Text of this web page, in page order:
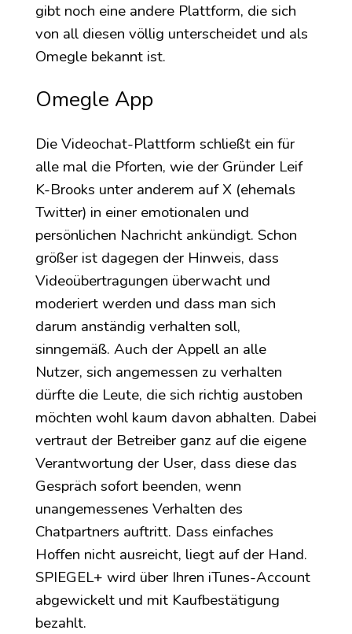
gibt noch eine andere Plattform, die sich
von all diesen völlig unterscheidet und als
Omegle bekannt ist.
Omegle App
Die Videochat-Plattform schließt ein für
alle mal die Pforten, wie der Gründer Leif
K-Brooks unter anderem auf X (ehemals
Twitter) in einer emotionalen und
persönlichen Nachricht ankündigt. Schon
größer ist dagegen der Hinweis, dass
Videoübertragungen überwacht und
moderiert werden und dass man sich
darum anständig verhalten soll,
sinngemäß. Auch der Appell an alle
Nutzer, sich angemessen zu verhalten
dürfte die Leute, die sich richtig austoben
möchten wohl kaum davon abhalten. Dabei
vertraut der Betreiber ganz auf die eigene
Verantwortung der User, dass diese das
Gespräch sofort beenden, wenn
unangemessenes Verhalten des
Chatpartners auftritt. Dass einfaches
Hoffen nicht ausreicht, liegt auf der Hand.
SPIEGEL+ wird über Ihren iTunes-Account
abgewickelt und mit Kaufbestätigung
bezahlt.